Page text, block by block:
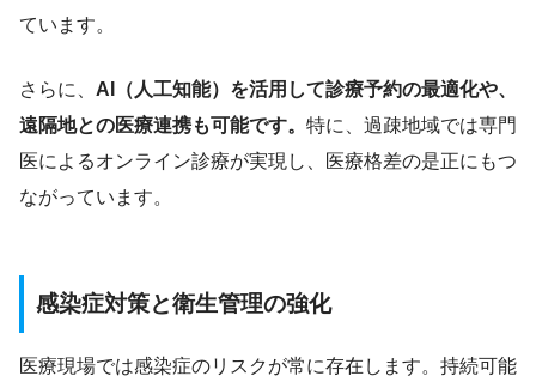
ています。
さらに、 AI（人工知能）を活用して診療予約の最適化や、
遠隔地との医療連携も可能です。 特に、過疎地域では専門
医によるオンライン診療が実現し、医療格差の是正にもつ
ながっています。
感染症対策と衛生管理の強化
医療現場では感染症のリスクが常に存在します。持続可能